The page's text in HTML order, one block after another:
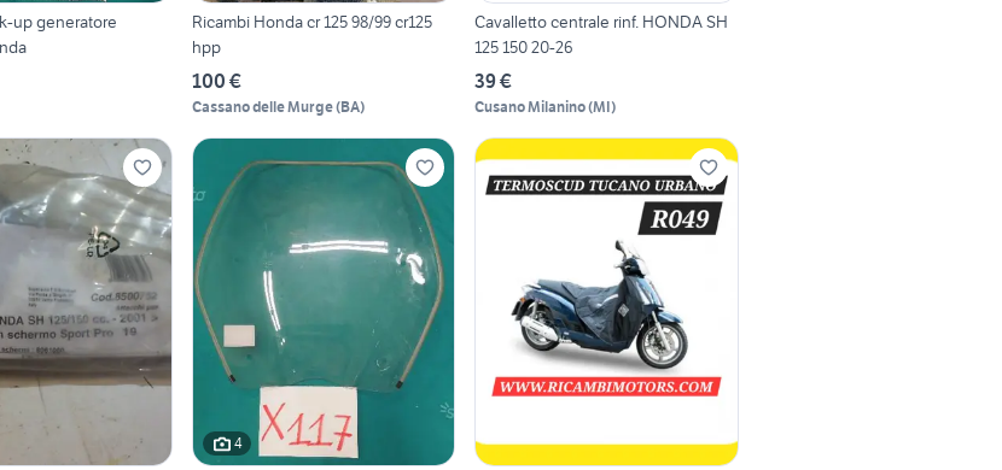
up generatore
Ricambi Honda cr 125 98/99 cr125
hpp
100 €
Cassano delle Murge(BA)
Cavalletto centrale rinf. HONDA SH
125 150 20-26
39 €
Cusano Milanino(MI)
4